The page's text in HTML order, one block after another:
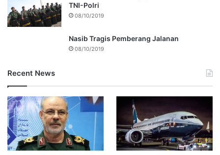
TNI-Polri
08/10/2019
Nasib Tragis Pemberang Jalanan
08/10/2019
Recent News